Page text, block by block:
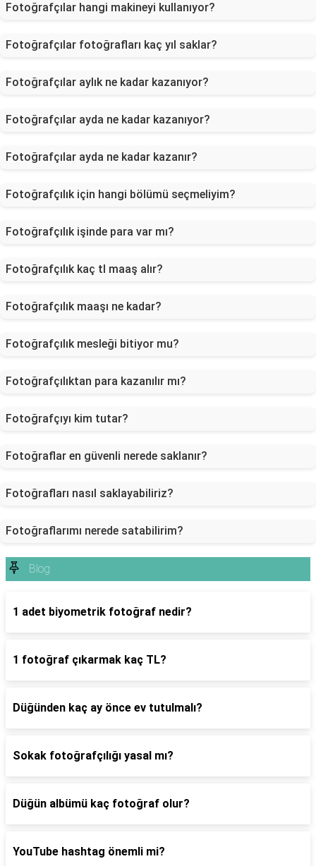
Fotoğrafçılar hangi makineyi kullanıyor?
Fotoğrafçılar fotoğrafları kaç yıl saklar?
Fotoğrafçılar aylık ne kadar kazanıyor?
Fotoğrafçılar ayda ne kadar kazanıyor?
Fotoğrafçılar ayda ne kadar kazanır?
Fotoğrafçılık için hangi bölümü seçmeliyim?
Fotoğrafçılık işinde para var mı?
Fotoğrafçılık kaç tl maaş alır?
Fotoğrafçılık maaşı ne kadar?
Fotoğrafçılık mesleği bitiyor mu?
Fotoğrafçılıktan para kazanılır mı?
Fotoğrafçıyı kim tutar?
Fotoğraflar en güvenli nerede saklanır?
Fotoğrafları nasıl saklayabiliriz?
Fotoğraflarımı nerede satabilirim?
Blog
1 adet biyometrik fotoğraf nedir?
1 fotoğraf çıkarmak kaç TL?
Düğünden kaç ay önce ev tutulmalı?
Sokak fotoğrafçılığı yasal mı?
Düğün albümü kaç fotoğraf olur?
YouTube hashtag önemli mi?